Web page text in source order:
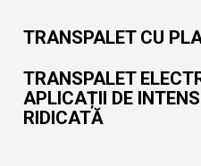
TRANSPALET CU
TRANSPALET
APLICAȚII DE
RIDICATĂ